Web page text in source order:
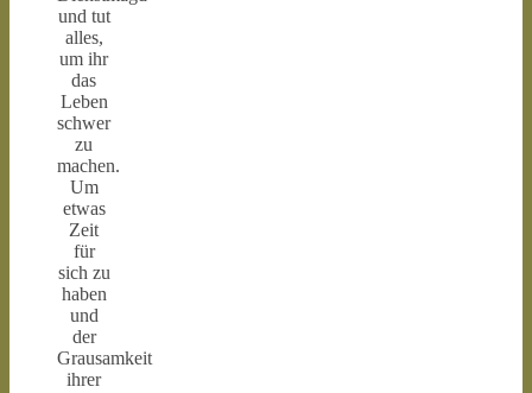
und tut
alles,
um ihr
das
Leben
schwer
zu
machen.
Um
etwas
Zeit
für
sich zu
haben
und
der
Grausamkeit
ihrer